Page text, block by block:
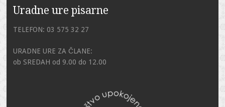
Uradne ure pisarne
TELEFON: 03 575 32 27
URADNE URE ZA ČLANE:
ob SREDAH od 9.00 do 12.00